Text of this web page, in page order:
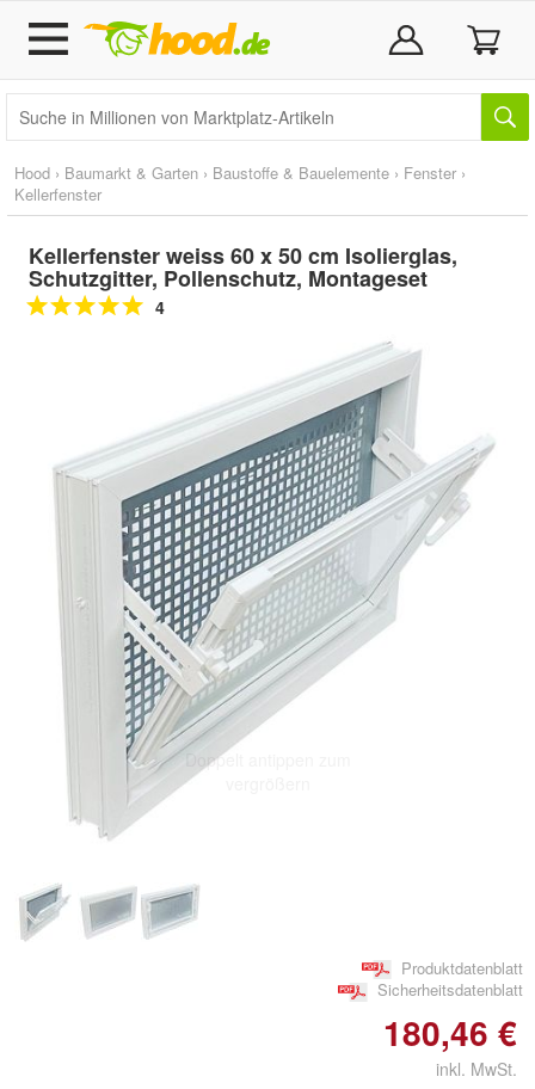
Hood › Baumarkt & Garten › Baustoffe & Bauelemente › Fenster ›
Kellerfenster
Kellerfenster weiss 60 x 50 cm Isolierglas,
Schutzgitter, Pollenschutz, Montageset
4
Doppelt antippen zum
Produktdatenblatt
Sicherheitsdatenblatt
180,46 €
inkl. MwSt.